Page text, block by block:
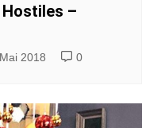
Hostiles –
2018 0